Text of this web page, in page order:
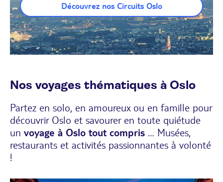
Découvrez nos Circuits Oslo
Nos voyages thématiques à Oslo
Partez en solo, en amoureux ou en famille pour
découvrir Oslo et savourer en toute quiétude
un voyage à Oslo tout compris … Musées,
restaurants et activités passionnantes à volonté
!